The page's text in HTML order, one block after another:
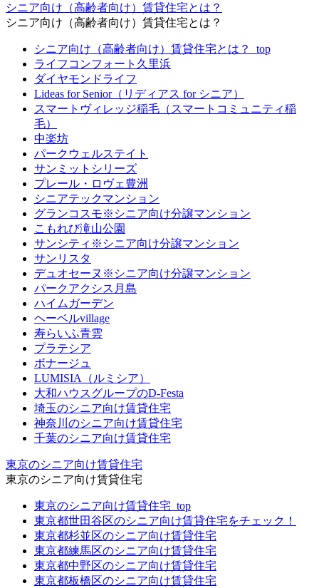
シニア向け（高齢者向け）賃貸住宅とは？
シニア向け（高齢者向け）賃貸住宅とは？
シニア向け（高齢者向け）賃貸住宅とは？_top
ライフコンフォート久里浜
ダイヤモンドライフ
Lideas for Senior（リディアス for シニア）
スマートヴィレッジ稲毛（スマートコミュニティ稲
毛）
中楽坊
パークウェルステイト
サンミットシリーズ
プレール・ロヴェ豊洲
シニアテックマンション
グランコスモ※シニア向け分譲マンション
こもれび滝山公園
サンシティ※シニア向け分譲マンション
サンリスタ
デュオセーヌ※シニア向け分譲マンション
パークアクシス月島
ハイムガーデン
ヘーベルvillage
寿らいふ青雲
プラテシア
ボナージュ
LUMISIA（ルミシア）
大和ハウスグループのD-Festa
埼玉のシニア向け賃貸住宅
神奈川のシニア向け賃貸住宅
千葉のシニア向け賃貸住宅
東京のシニア向け賃貸住宅
東京のシニア向け賃貸住宅
東京のシニア向け賃貸住宅_top
東京都世田谷区のシニア向け賃貸住宅をチェック！
東京都杉並区のシニア向け賃貸住宅
東京都練馬区のシニア向け賃貸住宅
東京都中野区のシニア向け賃貸住宅
東京都板橋区のシニア向け賃貸住宅